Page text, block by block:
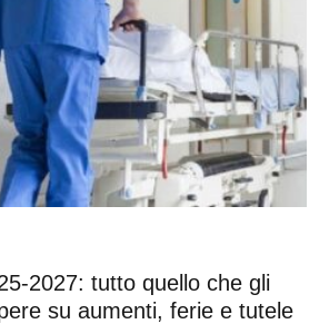
2027: tutto quello che gli
su aumenti, ferie e tutele